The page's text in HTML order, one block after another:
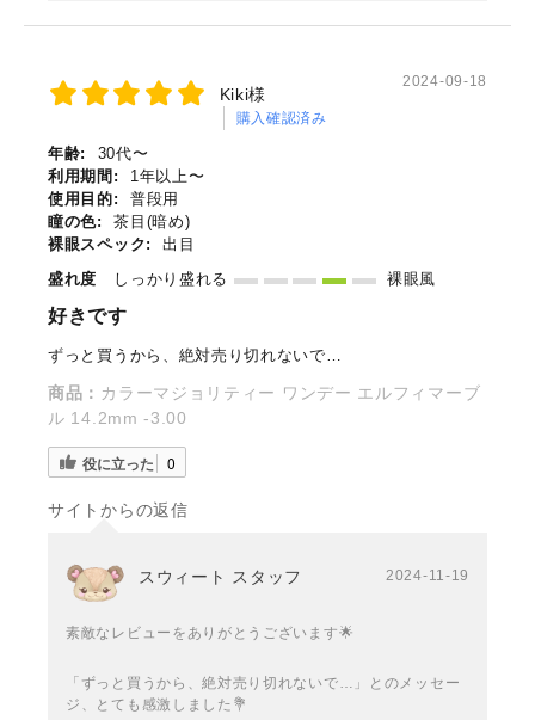
Kiki様
購入確認済み
2024-09-18
年齢:
30代〜
利用期間:
1年以上〜
使用目的:
普段用
瞳の色:
茶目(暗め)
裸眼スペック:
出目
盛れ度
しっかり盛れる 裸眼風
好きです
ずっと買うから、絶対売り切れないで…
商品： カラーマジョリティー ワンデー エルフィマーブ
ル 14.2mm -3.00
役に立った 0
サイトからの返信
スウィート スタッフ 2024-11-19
素敵なレビューをありがとうございます🌟
「ずっと買うから、絶対売り切れないで…」とのメッセー
ジ、とても感激しました💐